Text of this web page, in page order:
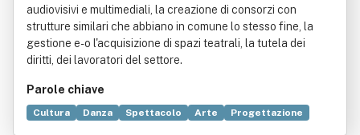
audiovisivi e multimediali, la creazione di consorzi con
strutture similari che abbiano in comune lo stesso fine, la
gestione e-o l'acquisizione di spazi teatrali, la tutela dei
diritti, dei lavoratori del settore.
Parole chiave
Cultura Danza Spettacolo Arte
Progettazione